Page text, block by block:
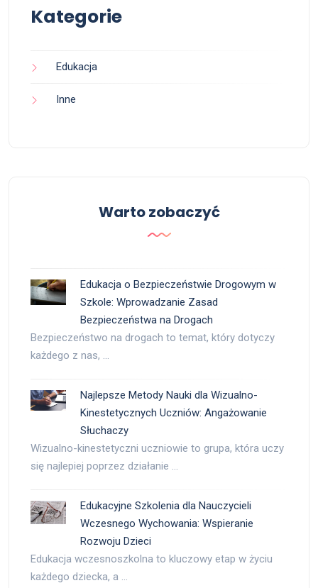
Kategorie
Edukacja
Inne
Warto zobaczyć
Edukacja o Bezpieczeństwie Drogowym w
Szkole: Wprowadzanie Zasad
Bezpieczeństwa na Drogach
Bezpieczeństwo na drogach to temat, który dotyczy
każdego z nas, …
Najlepsze Metody Nauki dla Wizualno-
Kinestetycznych Uczniów: Angażowanie
Słuchaczy
Wizualno-kinestetyczni uczniowie to grupa, która uczy
się najlepiej poprzez działanie …
Edukacyjne Szkolenia dla Nauczycieli
Wczesnego Wychowania: Wspieranie
Rozwoju Dzieci
Edukacja wczesnoszkolna to kluczowy etap w życiu
każdego dziecka, a …